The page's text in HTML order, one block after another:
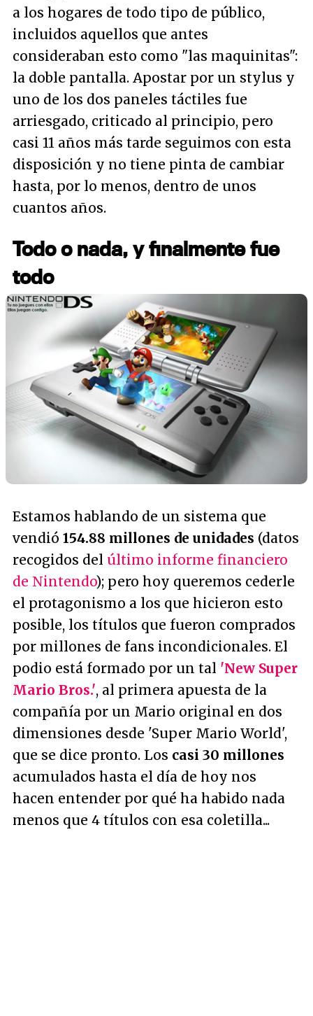
a los hogares de todo tipo de público,
incluidos aquellos que antes
consideraban esto como "las maquinitas":
la doble pantalla. Apostar por un stylus y
uno de los dos paneles táctiles fue
arriesgado, criticado al principio, pero
casi 11 años más tarde seguimos con esta
disposición y no tiene pinta de cambiar
hasta, por lo menos, dentro de unos
cuantos años.
Todo o nada, y finalmente fue
todo
Estamos hablando de un sistema que
vendió 154.88 millones de unidades (datos
recogidos del último informe financiero
de Nintendo); pero hoy queremos cederle
el protagonismo a los que hicieron esto
posible, los títulos que fueron comprados
por millones de fans incondicionales. El
podio está formado por un tal 'New Super
Mario Bros.', al primera apuesta de la
compañía por un Mario original en dos
dimensiones desde 'Super Mario World',
que se dice pronto. Los casi 30 millones
acumulados hasta el día de hoy nos
hacen entender por qué ha habido nada
menos que 4 títulos con esa coletilla...